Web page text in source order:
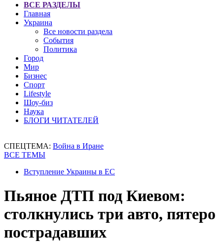
ВСЕ РАЗДЕЛЫ
Главная
Украина
Все новости раздела
События
Политика
Город
Мир
Бизнес
Спорт
Lifestyle
Шоу-биз
Наука
БЛОГИ ЧИТАТЕЛЕЙ
СПЕЦТЕМА: Война в Иране
ВСЕ ТЕМЫ
Вступление Украины в ЕС
Пьяное ДТП под Киевом:
столкнулись три авто, пятеро
пострадавших